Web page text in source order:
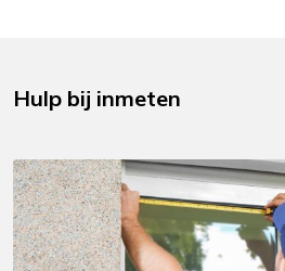
Hulp bij inmeten